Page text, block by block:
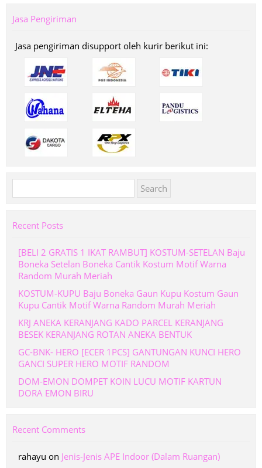
Jasa Pengiriman
Jasa pengiriman disupport oleh kurir berikut ini:
for:
Recent Posts
[BELI 2 GRATIS 1 IKAT RAMBUT] KOSTUM-SETELAN Baju
Boneka Setelan Boneka Cantik Kostum Motif Warna
Random Murah Meriah
KOSTUM-KUPU Baju Boneka Gaun Kupu Kostum Gaun
Kupu Cantik Motif Warna Random Murah Meriah
KRJ ANEKA KERANJANG KADO PARCEL KERANJANG
BESEK KERANJANG ROTAN ANEKA BENTUK
GC-BNK- HERO [ECER 1PCS] GANTUNGAN KUNCI HERO
GANCI SUPER HERO MOTIF RANDOM
DOM-EMON DOMPET KOIN LUCU MOTIF KARTUN
DORA EMON BIRU
Recent Comments
rahayu on Jenis-Jenis APE Indoor (Dalam Ruangan)